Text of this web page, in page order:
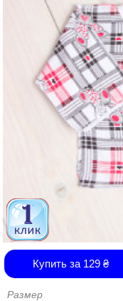
Купить за 129₴
Размер